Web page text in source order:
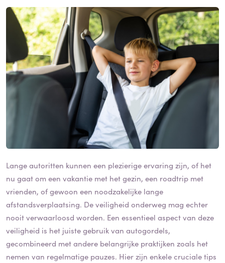
Lange autoritten kunnen een plezierige ervaring zijn, of het
nu gaat om een vakantie met het gezin, een roadtrip met
vrienden, of gewoon een noodzakelijke lange
afstandsverplaatsing. De veiligheid onderweg mag echter
nooit verwaarloosd worden. Een essentieel aspect van deze
veiligheid is het juiste gebruik van autogordels,
gecombineerd met andere belangrijke praktijken zoals het
nemen van regelmatige pauzes. Hier zijn enkele cruciale tips